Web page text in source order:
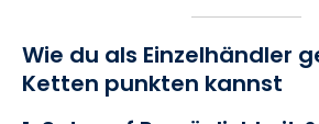
Wie du als Einzelhändler
Ketten punkten kannst